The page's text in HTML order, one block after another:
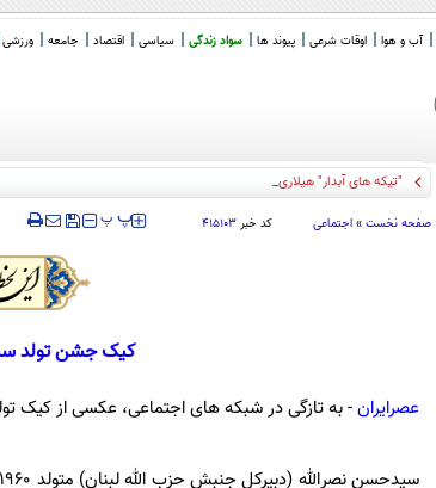
آب و هوا اوقات شرعی پیوند ها سواد زندگی سیاسی اقتصاد جامعه ورزشی
"تیکه های آبدار" هیلاری کلینتون به ترامپ:
صفحه نخست » اجتماعی کد خبر۴۱۵۱۰۳ ‍‍‍ پپ
کیک جشن تولد
عصرایران- به تازگی در شبکه های اجتماعی، عکسی از کیک